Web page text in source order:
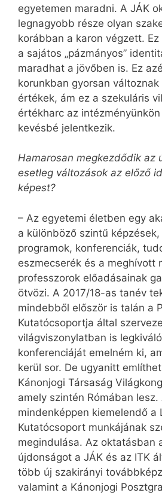
egyetemen maradni. A JÁK
legnagyobb része olyan
korábban a karon végzett.
a sajátos „pázmányos”
maradhat a jövőben is. Ez
korunkban gyorsan
értékek, ám ez a szekuláris
értékharc az
kevésbé jelentkezik.
Hamarosan megkezdődik az
esetleg változások az előző
képest?
– Az egyetemi életben egy
a különböző szintű
programok, konferenciák,
eszmecserék és a meghívott
professzorok előadásainak
ötvözi. A 2017/18-as tanév
mindebből először is talán a
Kutatócsoportja által
világviszonylatban is
konferenciáját emelném ki,
kerül sor. De ugyanitt
Kánonjogi Társaság
amely szintén Rómában
mindenképpen kiemelendő a
Kutatócsoport munkájának
megindulása. Az oktatásban
újdonságot a JÁK és az ITK
több új szakirányi
valamint a Kánonjogi